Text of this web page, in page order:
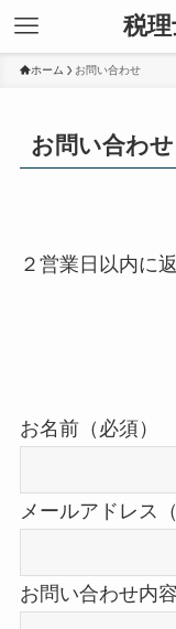
税
ホーム お問い合わせ
お問い合わせ
２営業日以内に
お名前（必須）
メールアドレス
お問い合わせ内